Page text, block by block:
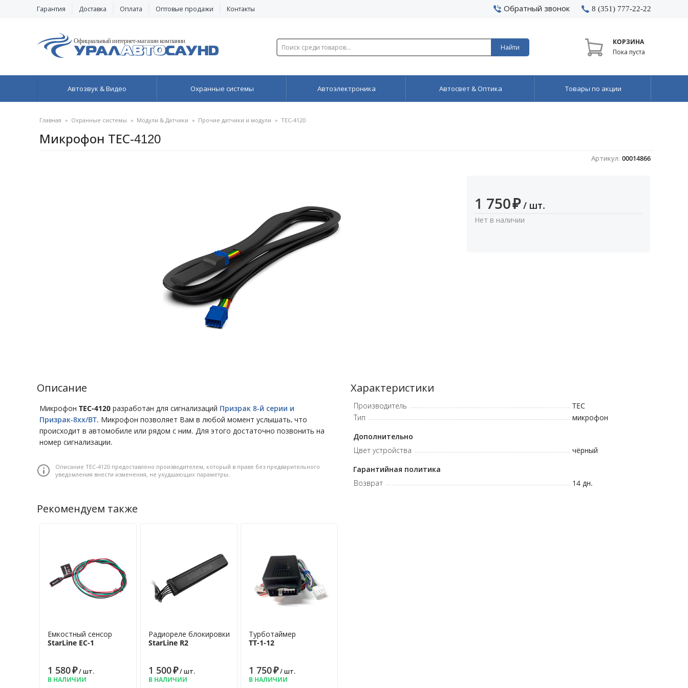
Гарантия Доставка Оплата Оптовые продажи Контакты Обратный звонок 8 (351) 777-22-22
Найти
КОРЗИНА
Пока пуста
Автозвук & Видео Охранные системы Автоэлектроника Автосвет & Оптика Товары по акции
Главная » Охранные системы » Модули & Датчики » Прочие датчики и модули » ТЕС-4120
Микрофон ТЕС-4120
Артикул: 00014866
1 750₽ / шт.
Нет в наличии
Описание
Микрофон ТЕС-4120 разработан для сигнализаций Призрак 8-й серии и
Призрак-8хх/BT. Микрофон позволяет Вам в любой момент услышать, что
происходит в автомобиле или рядом с ним. Для этого достаточно позвонить на
номер сигнализации.
Описание ТЕС-4120 предоставлено производителем, который в праве без предварительного
уведомления внести изменения, не ухудшающих параметры.
Характеристики
Производитель
TEC
Тип
микрофон
Дополнительно
Цвет устройства
чёрный
Гарантийная политика
Возврат
14 дн.
Рекомендуем также
Емкостный сенсор
StarLine EC-1
1 580₽/ шт.
В НАЛИЧИИ
Радиореле блокировки двигателя
StarLine R2
1 500₽/ шт.
В НАЛИЧИИ
Турботаймер
ТТ-1-12
1 750₽/ шт.
В НАЛИЧИИ